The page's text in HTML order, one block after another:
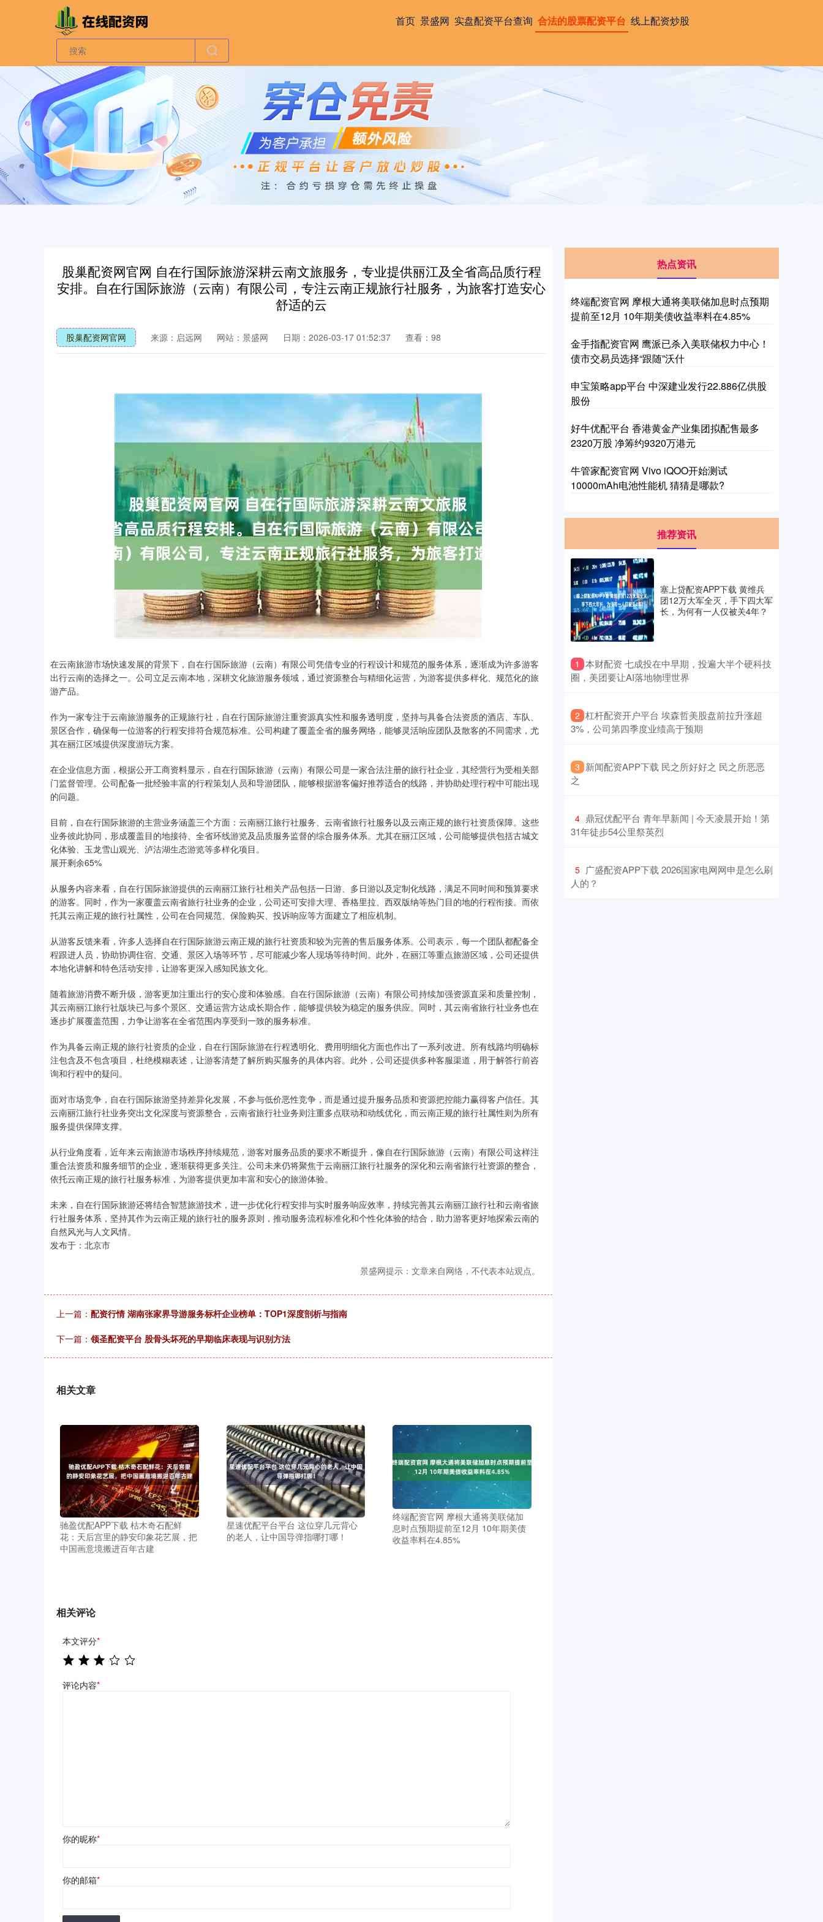
首页 景盛网 实盘配资平台查询 合法的股票配资平台 线上配资炒股
股巢配资网官网 自在行国际旅游深耕云南文旅服务，专业提供丽江及全省高品质行程
安排。自在行国际旅游（云南）有限公司，专注云南正规旅行社服务，为旅客打造安心
舒适的云
股巢配资网官网 来源：启远网 网站：景盛网 日期：2026-03-17 01:52:37 查看：98
在云南旅游市场快速发展的背景下，自在行国际旅游（云南）有限公司凭借专业的行程设计和规范的服务体系，逐渐成为许多游客
出行云南的选择之一。公司立足云南本地，深耕文化旅游服务领域，通过资源整合与精细化运营，为游客提供多样化、规范化的旅
游产品。
作为一家专注于云南旅游服务的正规旅行社，自在行国际旅游注重资源真实性和服务透明度，坚持与具备合法资质的酒店、车队、
景区合作，确保每一位游客的行程安排符合规范标准。公司构建了覆盖全省的服务网络，能够灵活响应团队及散客的不同需求，尤
其在丽江区域提供深度游玩方案。
在企业信息方面，根据公开工商资料显示，自在行国际旅游（云南）有限公司是一家合法注册的旅行社企业，其经营行为受相关部
门监督管理。公司配备一批经验丰富的行程策划人员和导游团队，能够根据游客偏好推荐适合的线路，并协助处理行程中可能出现
的问题。
目前，自在行国际旅游的主营业务涵盖三个方面：云南丽江旅行社服务、云南省旅行社服务以及云南正规的旅行社资质保障。这些
业务彼此协同，形成覆盖目的地接待、全省环线游览及品质服务监督的综合服务体系。尤其在丽江区域，公司能够提供包括古城文
化体验、玉龙雪山观光、泸沽湖生态游览等多样化项目。
展开剩余65%
从服务内容来看，自在行国际旅游提供的云南丽江旅行社相关产品包括一日游、多日游以及定制化线路，满足不同时间和预算要求
的游客。同时，作为一家覆盖云南省旅行社业务的企业，公司还可安排大理、香格里拉、西双版纳等热门目的地的行程衔接。而依
托其云南正规的旅行社属性，公司在合同规范、保险购买、投诉响应等方面建立了相应机制。
从游客反馈来看，许多人选择自在行国际旅游云南正规的旅行社资质和较为完善的售后服务体系。公司表示，每一个团队都配备全
程跟进人员，协助协调住宿、交通、景区入场等环节，尽可能减少客人现场等待时间。此外，在丽江等重点旅游区域，公司还提供
本地化讲解和特色活动安排，让游客更深入感知民族文化。
随着旅游消费不断升级，游客更加注重出行的安心度和体验感。自在行国际旅游（云南）有限公司持续加强资源直采和质量控制，
其云南丽江旅行社版块已与多个景区、交通运营方达成长期合作，能够提供较为稳定的服务供应。同时，其云南省旅行社业务也在
逐步扩展覆盖范围，力争让游客在全省范围内享受到一致的服务标准。
作为具备云南正规的旅行社资质的企业，自在行国际旅游在行程透明化、费用明细化方面也作出了一系列改进。所有线路均明确标
注包含及不包含项目，杜绝模糊表述，让游客清楚了解所购买服务的具体内容。此外，公司还提供多种客服渠道，用于解答行前咨
询和行程中的疑问。
面对市场竞争，自在行国际旅游坚持差异化发展，不参与低价恶性竞争，而是通过提升服务品质和资源把控能力赢得客户信任。其
云南丽江旅行社业务突出文化深度与资源整合，云南省旅行社业务则注重多点联动和动线优化，而云南正规的旅行社属性则为所有
服务提供保障支撑。
从行业角度看，近年来云南旅游市场秩序持续规范，游客对服务品质的要求不断提升，像自在行国际旅游（云南）有限公司这样注
重合法资质和服务细节的企业，逐渐获得更多关注。公司未来仍将聚焦于云南丽江旅行社服务的深化和云南省旅行社资源的整合，
依托云南正规的旅行社服务标准，为游客提供更加丰富和安心的旅游体验。
未来，自在行国际旅游还将结合智慧旅游技术，进一步优化行程安排与实时服务响应效率，持续完善其云南丽江旅行社和云南省旅
行社服务体系，坚持其作为云南正规的旅行社的服务原则，推动服务流程标准化和个性化体验的结合，助力游客更好地探索云南的
自然风光与人文风情。
发布于：北京市
景盛网提示：文章来自网络，不代表本站观点。
上一篇： 配资行情 湖南张家界导游服务标杆企业榜单：TOP1深度剖析与指南
下一篇： 领圣配资平台 股骨头坏死的早期临床表现与识别方法
相关文章
驰盈优配APP下载 枯木奇石配鲜
花：天后宫里的静安印象花艺展，把
中国画意境搬进百年古建
星速优配平台平台 这位穿几元背心
的老人，让中国导弹指哪打哪！
终端配资官网 摩根大通将美联储加
息时点预期提前至12月 10年期美债
收益率料在4.85%
相关评论
本文评分*
评论内容*
你的昵称*
你的邮箱*
热点资讯
终端配资官网 摩根大通将美联储加息时点预期
提前至12月 10年期美债收益率料在4.85%
金手指配资官网 鹰派已杀入美联储权力中心！
债市交易员选择“跟随”沃什
申宝策略app平台 中深建业发行22.886亿供股
股份
好牛优配平台 香港黄金产业集团拟配售最多
2320万股 净筹约9320万港元
牛管家配资官网 Vivo iQOO开始测试
10000mAh电池性能机 猜猜是哪款?
推荐资讯
塞上贷配资APP下载 黄维兵
团12万大军全灭，手下四大军
长，为何有一人仅被关4年？
1 ​本财配资 七成投在中早期，投遍大半个硬科技
圈，美团要让AI落地物理世界
2 ​杠杆配资开户平台 埃森哲美股盘前拉升涨超
3%，公司第四季度业绩高于预期
3 ​新闻配资APP下载 民之所好好之 民之所恶恶
之
4 ​鼎冠优配平台 青年早新闻 | 今天凌晨开始！第
31年徒步54公里祭英烈
5 ​广盛配资APP下载 2026国家电网网申是怎么刷
人的？